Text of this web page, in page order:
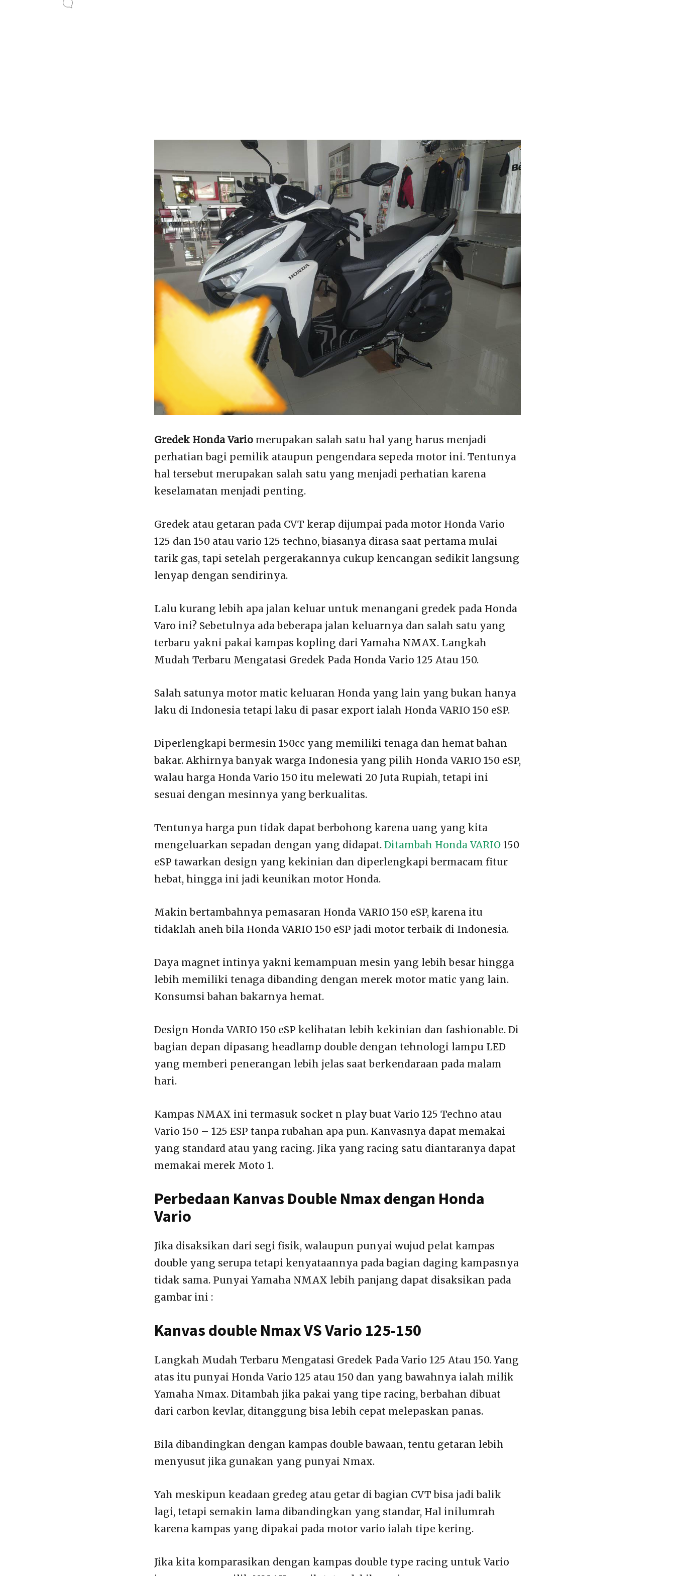
Gredek Honda Vario merupakan salah satu hal yang harus menjadi
perhatian bagi pemilik ataupun pengendara sepeda motor ini. Tentunya
hal tersebut merupakan salah satu yang menjadi perhatian karena
keselamatan menjadi penting.
Gredek atau getaran pada CVT kerap dijumpai pada motor Honda Vario
125 dan 150 atau vario 125 techno, biasanya dirasa saat pertama mulai
tarik gas, tapi setelah pergerakannya cukup kencangan sedikit langsung
lenyap dengan sendirinya.
Lalu kurang lebih apa jalan keluar untuk menangani gredek pada Honda
Varo ini? Sebetulnya ada beberapa jalan keluarnya dan salah satu yang
terbaru yakni pakai kampas kopling dari Yamaha NMAX. Langkah
Mudah Terbaru Mengatasi Gredek Pada Honda Vario 125 Atau 150.
Salah satunya motor matic keluaran Honda yang lain yang bukan hanya
laku di Indonesia tetapi laku di pasar export ialah Honda VARIO 150 eSP.
Diperlengkapi bermesin 150cc yang memiliki tenaga dan hemat bahan
bakar. Akhirnya banyak warga Indonesia yang pilih Honda VARIO 150 eSP,
walau harga Honda Vario 150 itu melewati 20 Juta Rupiah, tetapi ini
sesuai dengan mesinnya yang berkualitas.
Tentunya harga pun tidak dapat berbohong karena uang yang kita
mengeluarkan sepadan dengan yang didapat. Ditambah Honda VARIO 150
eSP tawarkan design yang kekinian dan diperlengkapi bermacam fitur
hebat, hingga ini jadi keunikan motor Honda.
Makin bertambahnya pemasaran Honda VARIO 150 eSP, karena itu
tidaklah aneh bila Honda VARIO 150 eSP jadi motor terbaik di Indonesia.
Daya magnet intinya yakni kemampuan mesin yang lebih besar hingga
lebih memiliki tenaga dibanding dengan merek motor matic yang lain.
Konsumsi bahan bakarnya hemat.
Design Honda VARIO 150 eSP kelihatan lebih kekinian dan fashionable. Di
bagian depan dipasang headlamp double dengan tehnologi lampu LED
yang memberi penerangan lebih jelas saat berkendaraan pada malam
hari.
Kampas NMAX ini termasuk socket n play buat Vario 125 Techno atau
Vario 150 – 125 ESP tanpa rubahan apa pun. Kanvasnya dapat memakai
yang standard atau yang racing. Jika yang racing satu diantaranya dapat
memakai merek Moto 1.
Perbedaan Kanvas Double Nmax dengan Honda
Vario
Jika disaksikan dari segi fisik, walaupun punyai wujud pelat kampas
double yang serupa tetapi kenyataannya pada bagian daging kampasnya
tidak sama. Punyai Yamaha NMAX lebih panjang dapat disaksikan pada
gambar ini :
Kanvas double Nmax VS Vario 125-150
Langkah Mudah Terbaru Mengatasi Gredek Pada Vario 125 Atau 150. Yang
atas itu punyai Honda Vario 125 atau 150 dan yang bawahnya ialah milik
Yamaha Nmax. Ditambah jika pakai yang tipe racing, berbahan dibuat
dari carbon kevlar, ditanggung bisa lebih cepat melepaskan panas.
Bila dibandingkan dengan kampas double bawaan, tentu getaran lebih
menyusut jika gunakan yang punyai Nmax.
Yah meskipun keadaan gredeg atau getar di bagian CVT bisa jadi balik
lagi, tetapi semakin lama dibandingkan yang standar, Hal inilumrah
karena kampas yang dipakai pada motor vario ialah tipe kering.
Jika kita komparasikan dengan kampas double type racing untuk Vario